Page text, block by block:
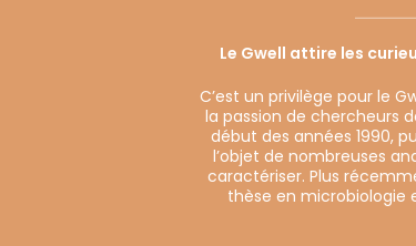
Le Gwell attire les
C’est un privilège pour le
la passion de chercheurs
début des années 1990,
l’objet de nombreuses
caractériser. Plus
thèse en microbiologie